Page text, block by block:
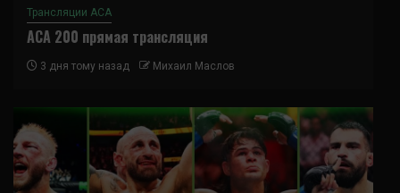
Трансляции ACA
ACA 200 прямая трансляция
3 дня тому назад Михаил Маслов